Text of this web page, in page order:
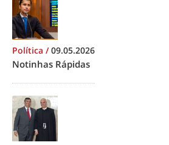
Política /09.05.2026
Notinhas Rápidas